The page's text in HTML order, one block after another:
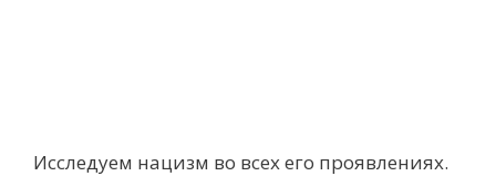
Исследуем нацизм во всех его проявлениях.